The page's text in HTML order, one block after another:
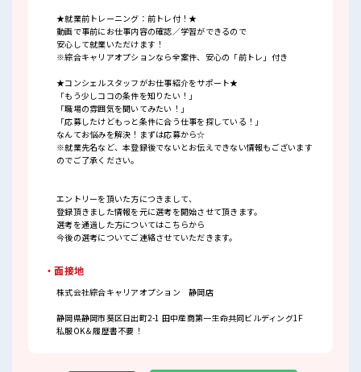
★就業前トレーニング：前トレ付！★
動画で事前にお仕事内容の確認／学習ができるので
安心して就業いただけます！
※綜合キャリアオプションなら全案件、安心の「前トレ」付き
★コンシェルスタッフがお仕事紹介をサポート★
「もう少しココの条件を知りたい！」
「職場の雰囲気を聞いてみたい！」
「応募したけどもっと条件に合う仕事を探している！」
なんてお悩みを解決！まずは応募から☆
※就業先名など、本登録後でないとお伝えできない情報もございます
のでご了承ください。
エントリーを頂いた方につきまして、
登録頂きました情報を元に選考を開始させて頂きます。
選考を通過した方についてはこちらから
今後の選考についてご連絡させていただきます。
・面接地
株式会社綜合キャリアオプション 静岡店
静岡県静岡市葵区日出町2-1 田中産商第一生命共同ビルディング1F
私服OK＆履歴書不要！